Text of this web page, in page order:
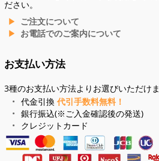
ださい。
ご注文について
お電話でのご案内について
お支払い方法
3種のお支払い方法よりお選びいただけま
代金引換 代引手数料無料！
銀行振込(※ご入金確認後の発送)
クレジットカード